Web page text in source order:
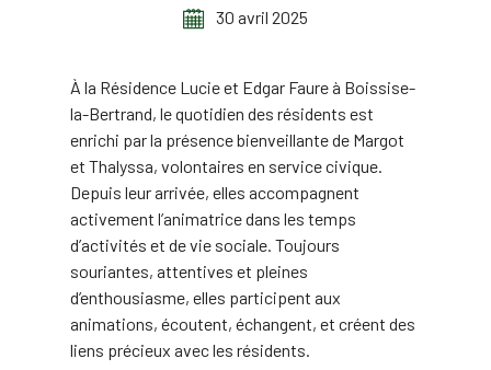
30 avril 2025
À la Résidence Lucie et Edgar Faure à Boissise-
la-Bertrand, le quotidien des résidents est
enrichi par la présence bienveillante de Margot
et Thalyssa, volontaires en service civique.
Depuis leur arrivée, elles accompagnent
activement l’animatrice dans les temps
d’activités et de vie sociale. Toujours
souriantes, attentives et pleines
d’enthousiasme, elles participent aux
animations, écoutent, échangent, et créent des
liens précieux avec les résidents.